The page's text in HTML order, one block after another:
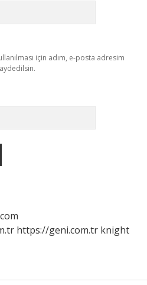
için adım, e-posta adresim
https://geni.com.tr knight